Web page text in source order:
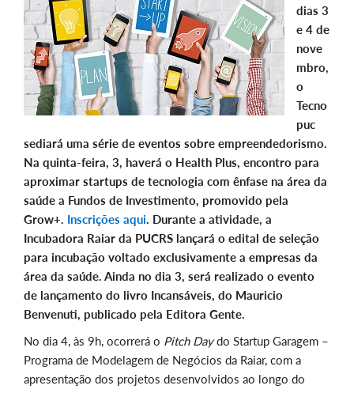
dias 3
e 4 de
nove
mbro,
o
Tecno
puc
sediará uma série de eventos sobre empreendedorismo.
Na quinta-feira, 3, haverá o Health Plus, encontro para
aproximar startups de tecnologia com ênfase na área da
saúde a Fundos de Investimento, promovido pela
Grow+. Inscrições aqui. Durante a atividade, a
Incubadora Raiar da PUCRS lançará o edital de seleção
para incubação voltado exclusivamente a empresas da
área da saúde. Ainda no dia 3, será realizado o evento
de lançamento do livro Incansáveis, do Mauricio
Benvenuti, publicado pela Editora Gente.
No dia 4, às 9h, ocorrerá o Pitch Daydo Startup Garagem –
Programa de Modelagem de Negócios da Raiar, com a
apresentação dos projetos desenvolvidos ao longo do